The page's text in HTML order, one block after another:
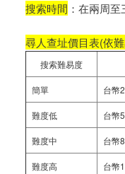
搜索時間 ：在兩周至
尋人查址價目表(依
搜索難易度
簡單
台幣
難度低 台幣
難度中 台幣
難度高 台幣